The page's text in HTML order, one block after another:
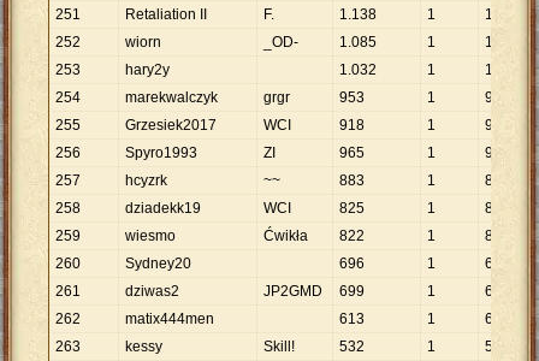
251
Retaliation II F. 1.138 1 1
138
252
wiorn _OD- 1.085 1 1
253
hary2y 1.032 1 1
032
254
marekwalczyk grgr 953 1
953
255
Grzesiek2017 WCI 918 1
918
256
Spyro1993 ZI 965 1
965
257
hcyzrk ~~ 883 1
883
258
dziadekk19 WCI 825 1
825
259
wiesmo Ćwikła 822 1
822
260
Sydney20 696 1
696
261
dziwas2 JP2GMD 699 1
699
262
matix444men 613 1
613
263
kessy Skill! 532 1
532